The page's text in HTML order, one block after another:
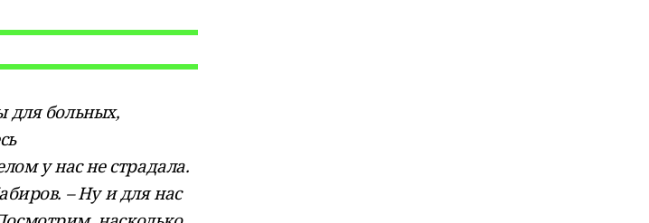
для больных,
у нас не страдала.
– Ну и для нас